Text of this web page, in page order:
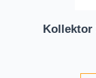
Kollektor